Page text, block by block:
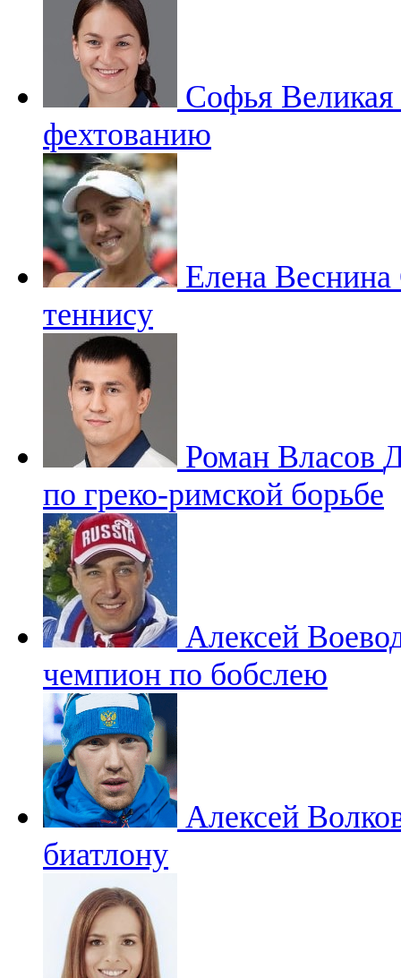
Софья Великая
фехтованию
Елена Веснина
теннису
Роман Власов
по греко-римской борьбе
Алексей
чемпион по бобслею
Алексей
биатлону